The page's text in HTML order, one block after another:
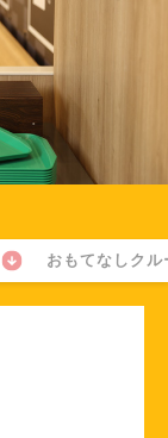
おもてなしクル